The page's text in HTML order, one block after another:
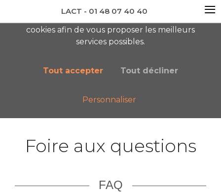
newsletter AC
Foire aux questions
FAQ
cookies afin de vous proposer les meilleurs
services possibles.
Tout accepter Tout décliner
Personnaliser
LACT - 01 48 07 40 40 ≡